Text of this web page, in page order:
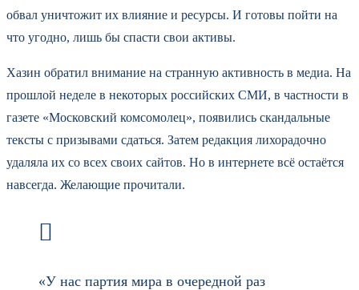
обвал уничтожит их влияние и ресурсы. И готовы пойти на
что угодно, лишь бы спасти свои активы.
Хазин обратил внимание на странную активность в медиа. На
прошлой неделе в некоторых российских СМИ, в частности в
газете «Московский комсомолец», появились скандальные
тексты с призывами сдаться. Затем редакция лихорадочно
удаляла их со всех своих сайтов. Но в интернете всё остаётся
навсегда. Желающие прочитали.
«У нас партия мира в очередной раз